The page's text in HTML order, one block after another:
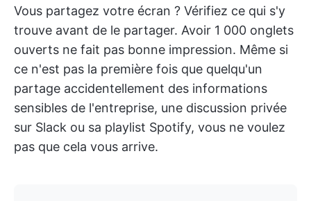
Vous partagez votre écran ? Vérifiez ce qui s'y
trouve avant de le partager. Avoir 1 000 onglets
ouverts ne fait pas bonne impression. Même si
ce n'est pas la première fois que quelqu'un
partage accidentellement des informations
sensibles de l'entreprise, une discussion privée
sur Slack ou sa playlist Spotify, vous ne voulez
pas que cela vous arrive.